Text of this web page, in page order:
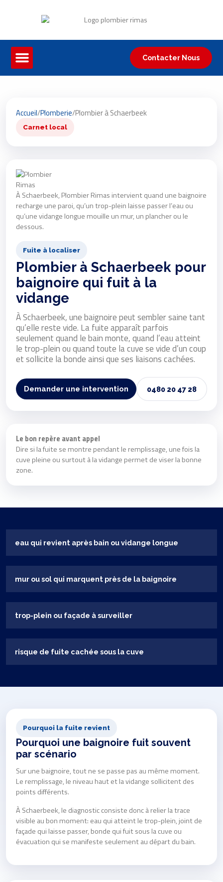
Contacter Nous
Accueil/Plomberie/Plombier à Schaerbeek
Carnet local
À Schaerbeek, Plombier Rimas intervient quand une baignoire
recharge une paroi, qu’un trop-plein laisse passer l’eau ou
qu’une vidange longue mouille un mur, un plancher ou le
dessous.
Fuite à localiser
Plombier à Schaerbeek pour
baignoire qui fuit à la
vidange
À Schaerbeek, une baignoire peut sembler saine tant
qu’elle reste vide. La fuite apparaît parfois
seulement quand le bain monte, quand l’eau atteint
le trop-plein ou quand toute la cuve se vide d’un coup
et sollicite la bonde ainsi que ses liaisons cachées.
Demander une intervention 0480 20 47 28
Le bon repère avant appel
Dire si la fuite se montre pendant le remplissage, une fois la
cuve pleine ou surtout à la vidange permet de viser la bonne
zone.
eau qui revient après bain ou vidange longue
mur ou sol qui marquent près de la baignoire
trop-plein ou façade à surveiller
risque de fuite cachée sous la cuve
Pourquoi la fuite revient
Pourquoi une baignoire fuit souvent
par scénario
Sur une baignoire, tout ne se passe pas au même moment.
Le remplissage, le niveau haut et la vidange sollicitent des
points différents.
À Schaerbeek, le diagnostic consiste donc à relier la trace
visible au bon moment: eau qui atteint le trop-plein, joint de
façade qui laisse passer, bonde qui fuit sous la cuve ou
évacuation qui se manifeste seulement au départ du bain.